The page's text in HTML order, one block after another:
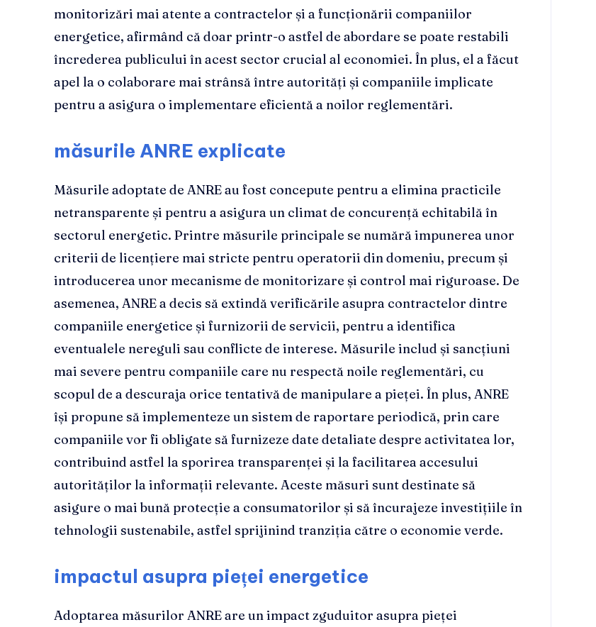
monitorizări mai atente a contractelor și a funcționării companiilor
energetice, afirmând că doar printr-o astfel de abordare se poate restabili
încrederea publicului în acest sector crucial al economiei. În plus, el a făcut
apel la o colaborare mai strânsă între autorități și companiile implicate
pentru a asigura o implementare eficientă a noilor reglementări.
măsurile ANRE explicate
Măsurile adoptate de ANRE au fost concepute pentru a elimina practicile
netransparente și pentru a asigura un climat de concurență echitabilă în
sectorul energetic. Printre măsurile principale se numără impunerea unor
criterii de licențiere mai stricte pentru operatorii din domeniu, precum și
introducerea unor mecanisme de monitorizare și control mai riguroase. De
asemenea, ANRE a decis să extindă verificările asupra contractelor dintre
companiile energetice și furnizorii de servicii, pentru a identifica
eventualele nereguli sau conflicte de interese. Măsurile includ și sancțiuni
mai severe pentru companiile care nu respectă noile reglementări, cu
scopul de a descuraja orice tentativă de manipulare a pieței. În plus, ANRE
își propune să implementeze un sistem de raportare periodică, prin care
companiile vor fi obligate să furnizeze date detaliate despre activitatea lor,
contribuind astfel la sporirea transparenței și la facilitarea accesului
autorităților la informații relevante. Aceste măsuri sunt destinate să
asigure o mai bună protecție a consumatorilor și să încurajeze investițiile în
tehnologii sustenabile, astfel sprijinind tranziția către o economie verde.
impactul asupra pieței energetice
Adoptarea măsurilor ANRE are un impact zguduitor asupra pieței